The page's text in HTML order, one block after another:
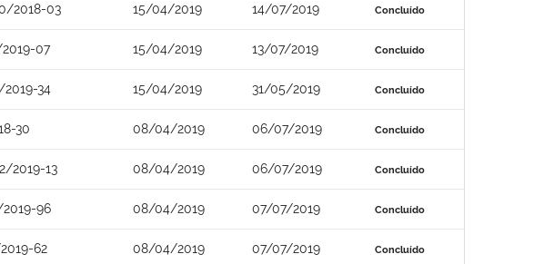
2018-03 15/04/2019 14/07/2019 Concluído
07 15/04/2019 13/07/2019 Concluído
34 15/04/2019 31/05/2019 Concluído
30 08/04/2019 06/07/2019 Concluído
2019-13 08/04/2019 06/07/2019 Concluído
96 08/04/2019 07/07/2019 Concluído
62 08/04/2019 07/07/2019 Concluído